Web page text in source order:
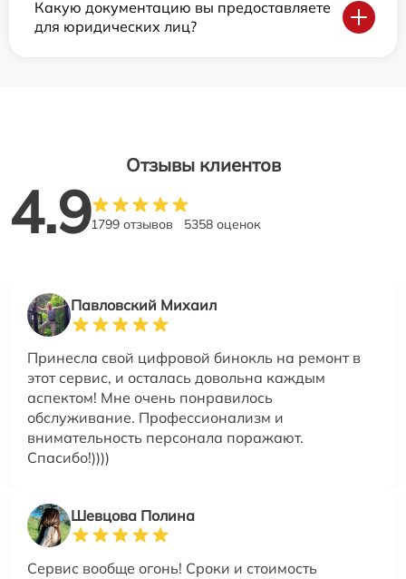
Какую документацию вы предоставляете
для юридических лиц?
Отзывы клиентов
4.91799 отзывов 5358 оценок
Павловский Михаил
Принесла свой цифровой бинокль на ремонт в
этот сервис, и осталась довольна каждым
аспектом! Мне очень понравилось
обслуживание. Профессионализм и
внимательность персонала поражают.
Спасибо!))))
Шевцова Полина
Сервис вообще огонь! Сроки и стоимость